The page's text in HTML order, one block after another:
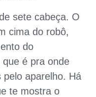
sete cabeça. O
cima do robô,
do
é pra onde
pelo aparelho. Há
te mostra o